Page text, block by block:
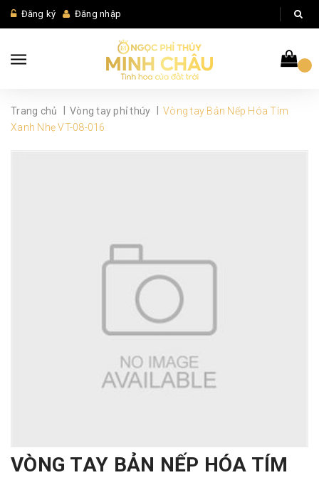
Đăng ký Đăng nhập
Trang chủ Vòng tay phỉ thúy
Vòng tay Bản Nếp Hóa Tím
Xanh Nhẹ VT-08-016
VÒNG TAY BẢN NẾP HÓA TÍM